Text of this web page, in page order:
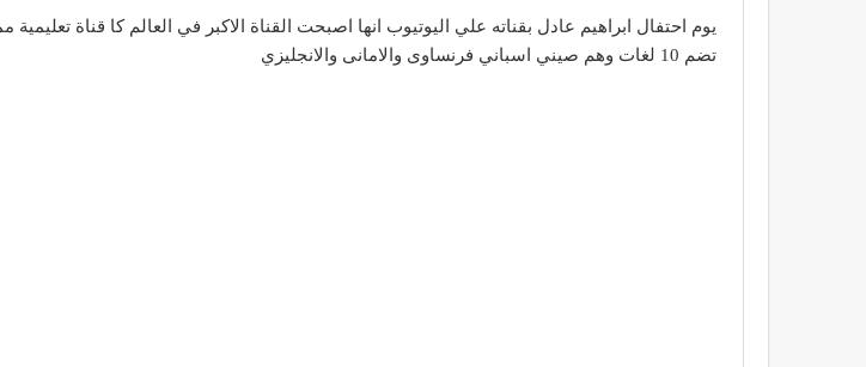
تضم 10 لغات وهم صيني اسباني فرنساوى والامانى والانجليزي